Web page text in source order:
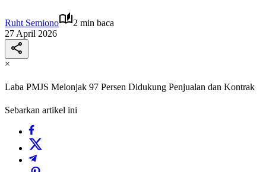
Ruht Semiono
2 min baca
27 April 2026
×
Laba PMJS Melonjak 97 Persen Didukung Penjualan dan Kontrak
Sebarkan artikel ini